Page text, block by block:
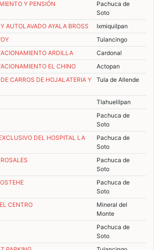
Y PENSIÓN
Pachuca de
Soto
AUTOLAVADO AYALA BROSS
Ixmiquilpan
Tulancingo
ARDILLA
Cardonal
EL CHINO
Actopan
CARROS DE HOJALATERIA Y
Tula de Allende
Tlahuelilpan
Pachuca de
Soto
DEL HOSPITAL LA
Pachuca de
Soto
Pachuca de
Soto
Pachuca de
Soto
CENTRO
Mineral del
Monte
Pachuca de
Soto